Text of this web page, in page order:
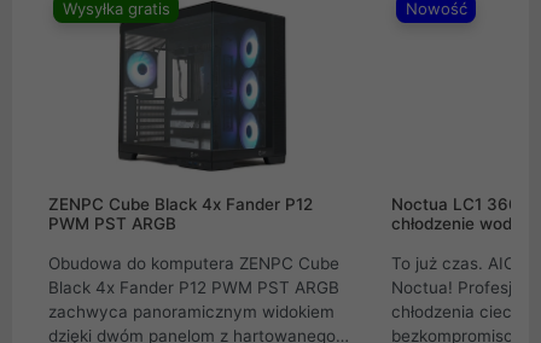
Wysyłka gratis
ZENPC Cube Black 4x Fander P12
PWM PST ARGB
Obudowa do komputera ZENPC Cube
Black 4x Fander P12 PWM PST ARGB
zachwyca panoramicznym widokiem
dzięki dwóm panelom z hartowanego
Nowość
Noctua LC1
chłodzenie wodne
To już czas. AIO
Noctua!
chłodzenia cieczą